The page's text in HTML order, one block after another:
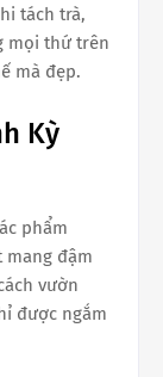
tách trà,
mọi thứ trên
mà đẹp.
Kỳ
phẩm
mang đậm
vườn
được ngắm